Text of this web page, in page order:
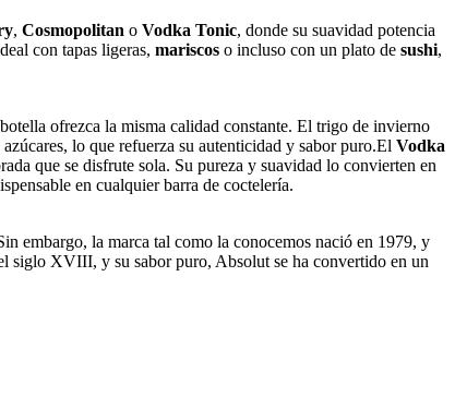
, Cosmopolitan o Vodka Tonic, donde su suavidad potencia
con tapas ligeras, mariscos o incluso con un plato de sushi,
ofrezca la misma calidad constante. El trigo de invierno
lo que refuerza su autenticidad y sabor puro.El Vodka
que se disfrute sola. Su pureza y suavidad lo convierten en
en cualquier barra de coctelería.
embargo, la marca tal como la conocemos nació en 1979, y
siglo XVIII, y su sabor puro, Absolut se ha convertido en un